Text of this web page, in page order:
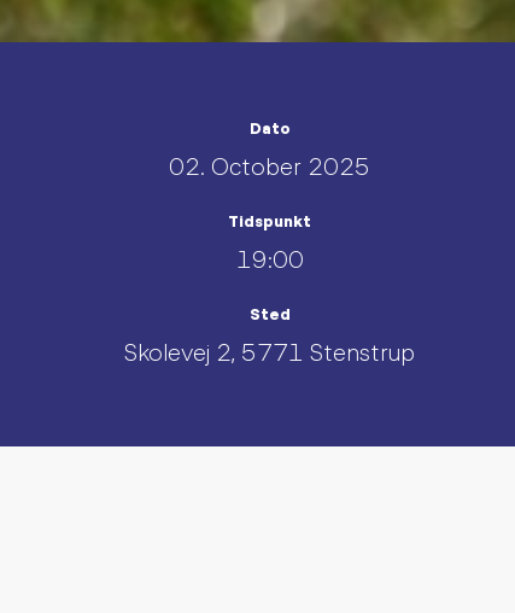
Dato
02. October 2025
Tidspunkt
19:00
Sted
Skolevej 2, 5771 Stenstrup